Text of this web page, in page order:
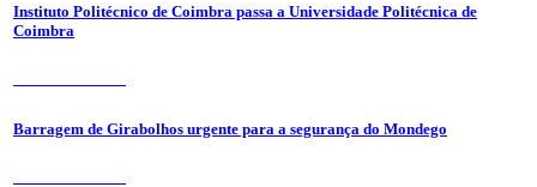
Instituto Politécnico de Coimbra passa a Universidade Politécnica de
Coimbra
Barragem de Girabolhos urgente para a segurança do Mondego